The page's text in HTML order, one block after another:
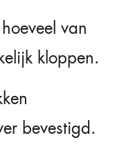
van
kloppen.
bevestigd.